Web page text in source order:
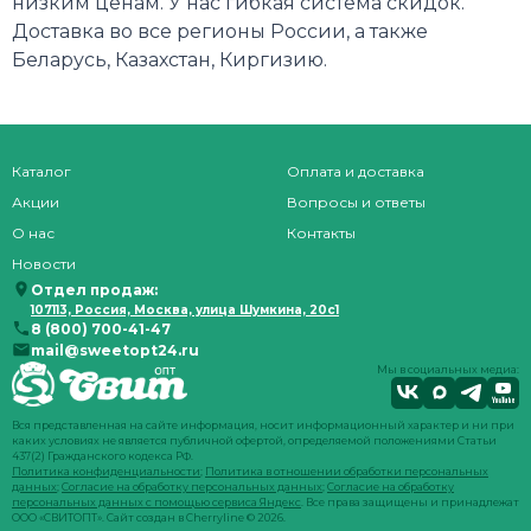
Доставка во все регионы России, а также
Беларусь, Казахстан, Киргизию.
Каталог
Акции
О нас
Новости
Оплата и доставка
Вопросы и ответы
Контакты
Отдел продаж:
107113, Россия, Москва, улица Шумкина, 20с1
8 (800) 700-41-47
mail@sweetopt24.ru
Мы в социальных медиа:
Вся представленная на сайте информация, носит информационный характер и ни при
каких условиях не является публичной офертой, определяемой положениями Статьи
437(2) Гражданского кодекса РФ.
Политика конфиденциальности; Политика в отношении обработки персональных
данных; Согласие на обработку персональных данных; Согласие на обработку
персональных данных с помощью сервиса Яндекс . Все права защищены и принадлежат
ООО «СВИТОПТ». Сайт создан вCherryline© 2026.